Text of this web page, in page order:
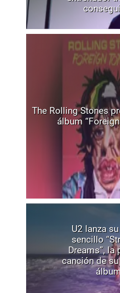
The Rolling Stones
álbum
U2 lanza
sencillo
Dreams”, la
canción de